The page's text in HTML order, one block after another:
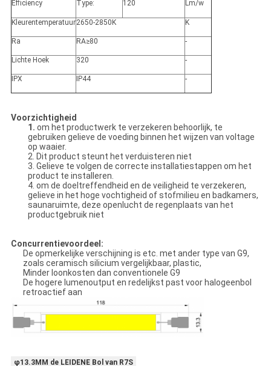
Efficiency Type: 120 Lm/w
Kleurentemperatuur2650-2850K K
Ra RA≥80 -
Lichte Hoek 320 -
IPX IP44 -
Voorzichtigheid
1. om het productwerk te verzekeren behoorlijk, te
gebruiken gelieve de voeding binnen het wijzen van voltage
op waaier.
2. Dit product steunt het verduisteren niet
3. Gelieve te volgen de correcte installatiestappen om het
product te installeren.
4. om de doeltreffendheid en de veiligheid te verzekeren,
gelieve in het hoge vochtigheid of stofmilieu en badkamers,
saunaruimte, deze openlucht de regenplaats van het
productgebruik niet
Concurrentievoordeel:
De opmerkelijke verschijning is etc. met ander type van G9,
zoals ceramisch silicium vergelijkbaar, plastic,
Minder loonkosten dan conventionele G9
De hogere lumenoutput en redelijkst past voor halogeenbol
retroactief aan
φ13.3MM de LEIDENE Bol van R7S